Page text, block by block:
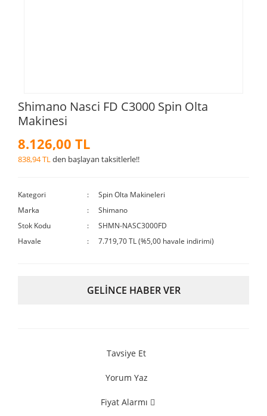
Shimano Nasci FD C3000 Spin Olta
Makinesi
8.126,00 TL
838,94 TLden başlayan taksitlerle!!
Kategori
Spin Olta Makineleri
Marka
Shimano
Stok Kodu
SHMN-NASC3000FD
Havale
7.719,70 TL (%5,00 havale indirimi)
GELİNCE HABER VER
Tavsiye Et
Yorum Yaz
Fiyat Alarmı